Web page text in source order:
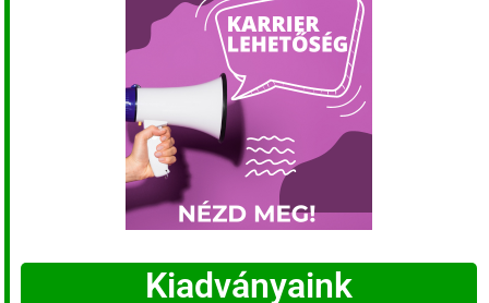
Kiadványaink